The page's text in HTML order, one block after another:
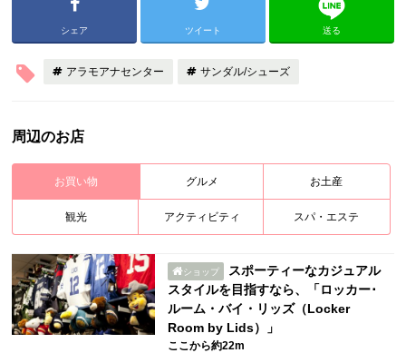
シェア ツイート 送る
アラモアナセンター サンダル/シューズ
周辺のお店
お買い物 グルメ お土産
観光 アクティビティ スパ・エステ
ショップ
スポーティーなカジュアル
スタイルを目指すなら、「ロッカー･
ルーム・バイ・リッズ（Locker
Room by Lids）」
ここから約22m